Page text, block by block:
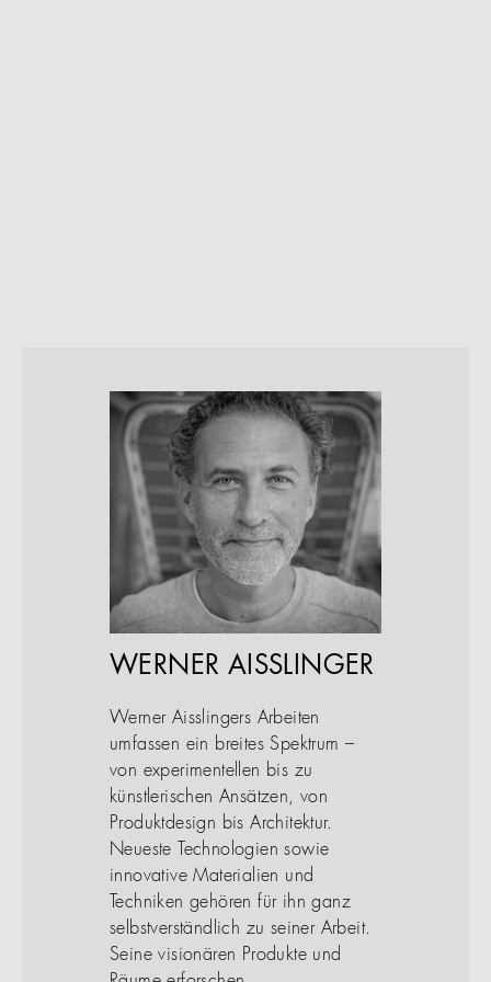
WERNER AISSLINGER
Werner Aisslingers Arbeiten
umfassen ein breites Spektrum –
von experimentellen bis zu
künstlerischen Ansätzen, von
Produktdesign bis Architektur.
Neueste Technologien sowie
innovative Materialien und
Techniken gehören für ihn ganz
selbstverständlich zu seiner Arbeit.
Seine visionären Produkte und